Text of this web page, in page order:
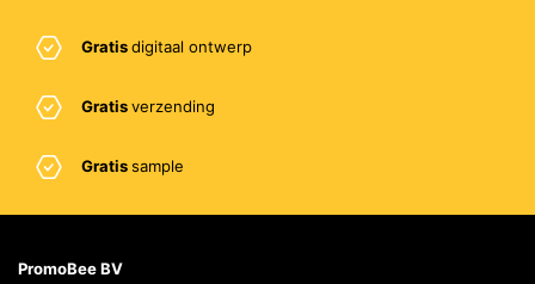
Gratisdigitaal ontwerp
Gratisverzending
Gratissample
PromoBee BV